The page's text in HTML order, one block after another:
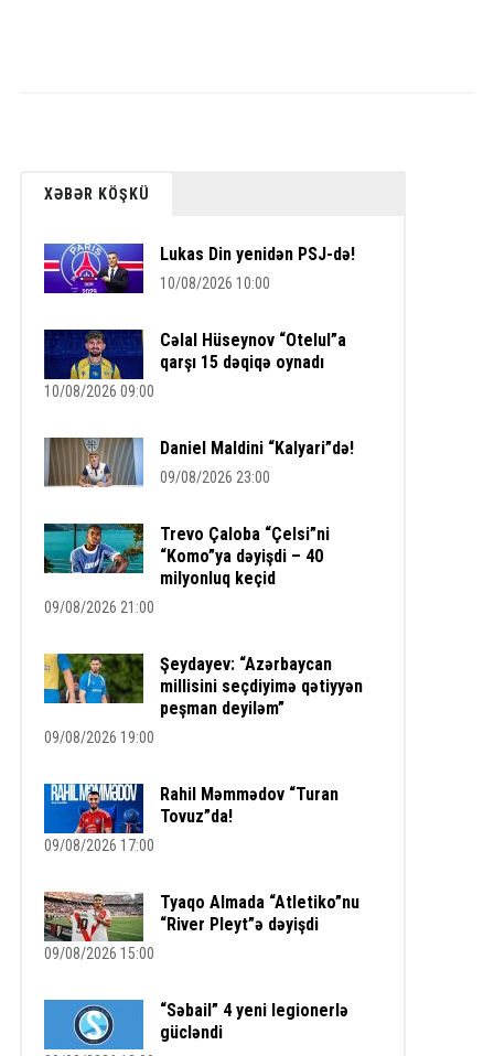
XƏBƏR KÖŞKÜ
Lukas Din yenidən PSJ-də!
10/08/2026 10:00
Cəlal Hüseynov “Otelul”a
qarşı 15 dəqiqə oynadı
10/08/2026 09:00
Daniel Maldini “Kalyari”də!
09/08/2026 23:00
Trevo Çaloba “Çelsi”ni
“Komo”ya dəyişdi – 40
milyonluq keçid
09/08/2026 21:00
Şeydayev: “Azərbaycan
millisini seçdiyimə qətiyyən
peşman deyiləm”
09/08/2026 19:00
Rahil Məmmədov “Turan
Tovuz”da!
09/08/2026 17:00
Tyaqo Almada “Atletiko”nu
“River Pleyt”ə dəyişdi
09/08/2026 15:00
“Səbail” 4 yeni legionerlə
gücləndi